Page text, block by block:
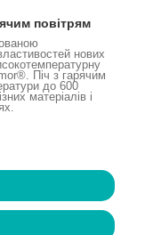
повітрям
нових
Піч з гарячим
до 600
матеріалів і